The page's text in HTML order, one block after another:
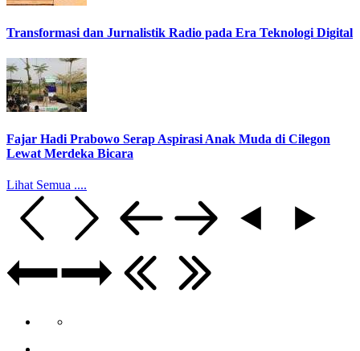
Transformasi dan Jurnalistik Radio pada Era Teknologi Digital
Fajar Hadi Prabowo Serap Aspirasi Anak Muda di Cilegon
Lewat Merdeka Bicara
Lihat Semua ....